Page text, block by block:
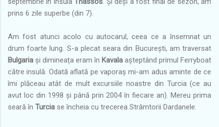
prins 6 zile superbe (din 7).
Am fost atunci acolo cu autocarul, ceea ce a însemnat un
drum foarte lung. S-a plecat seara din București, am traversat
Bulgaria și dimineața eram în Kavala așteptând primul Ferryboat
către insulă. Odată aflată pe vaporaș mi-am adus aminte de ce
îmi plăceau atât de mult excursiile noastre din Turcia (ce au
avut loc din 1998 și până prin 2004 în fiecare an). Mereu prima
seară în Turcia se încheia cu trecerea Strâmtorii Dardanele.